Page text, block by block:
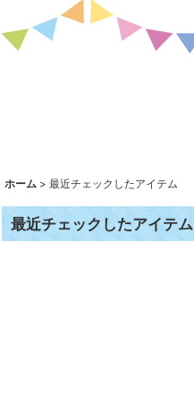
ホーム > 最近チェックしたアイテム
最近チェックしたアイテム